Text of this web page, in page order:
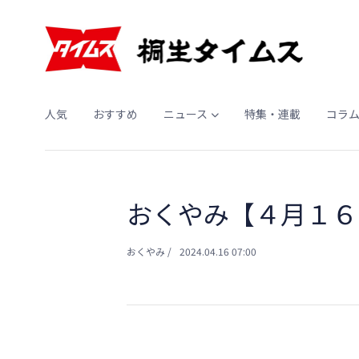
人気 おすすめ ニュース 特集・連載 コラ
おくやみ【４月１
おくやみ / 2024.04.16 07:00